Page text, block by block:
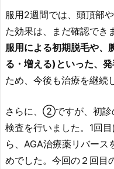
服用2週間では、頭頂部
た効果は、まだ確認でき
服用による初期脱毛や、
る・増える)といった、
ため、今後も治療を継続
さらに、②ですが、初診
検査を行いました。1回
ら、AGA治療薬リバース
めでした。今回の２回目